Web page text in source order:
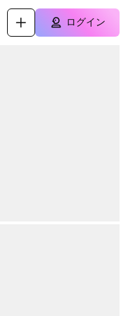
ログイン